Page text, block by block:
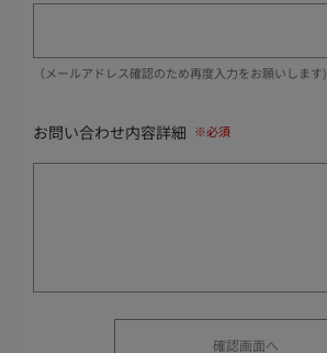
（メールアドレス確認のため再度入力をお願いします)
お問い合わせ内容詳細